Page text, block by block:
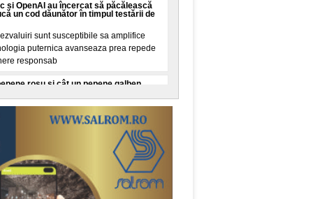
și OpenAI au încercat să păcălească
un cod dăunător în timpul testării de
sunt susceptibile sa amplifice
puternica avanseaza prea repede
responsab
roșu și cât un pepene galben.
pentru doi pepeni, unul roșu și unul
O cana de zahar ar insemna 200
sunt unit
consumat centrele de date din Europa
puterea totala instalata a tuturor
Germania, Austria, Ungaria, Slovacia și